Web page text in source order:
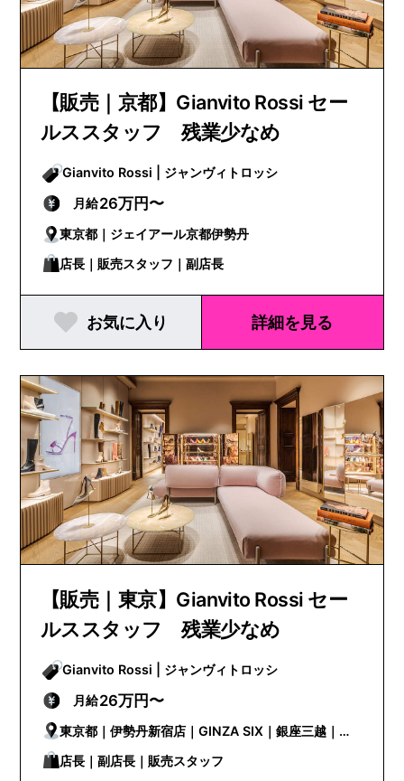
【販売｜京都】Gianvito Rossi セー
ルススタッフ 残業少なめ
Gianvito Rossi | ジャンヴィトロッシ
月給26万円〜
東京都｜ジェイアール京都伊勢丹
店長｜販売スタッフ｜副店長
お気に入り 詳細を見る
【販売｜東京】Gianvito Rossi セー
ルススタッフ 残業少なめ
Gianvito Rossi | ジャンヴィトロッシ
月給26万円〜
東京都｜伊勢丹新宿店｜GINZA SIX｜銀座三越｜日
本橋高島屋 S.C.
店長｜副店長｜販売スタッフ